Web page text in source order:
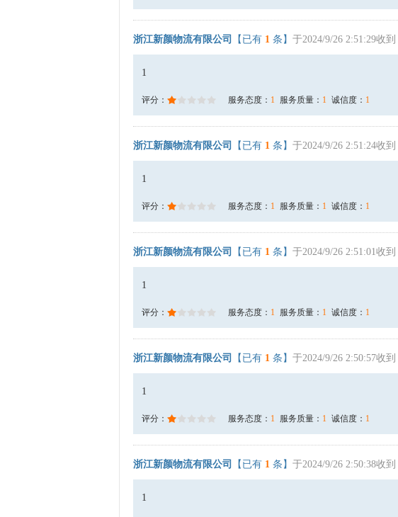
浙江新颜物流有限公司 【已有 1 条】 于2024/9/26 2:51:29收到
1
评分： 服务态度： 1 服务质量： 1 诚信度： 1
浙江新颜物流有限公司 【已有 1 条】 于2024/9/26 2:51:24收到
1
评分： 服务态度： 1 服务质量： 1 诚信度： 1
浙江新颜物流有限公司 【已有 1 条】 于2024/9/26 2:51:01收到
1
评分： 服务态度： 1 服务质量： 1 诚信度： 1
浙江新颜物流有限公司 【已有 1 条】 于2024/9/26 2:50:57收到
1
评分： 服务态度： 1 服务质量： 1 诚信度： 1
浙江新颜物流有限公司 【已有 1 条】 于2024/9/26 2:50:38收到
1